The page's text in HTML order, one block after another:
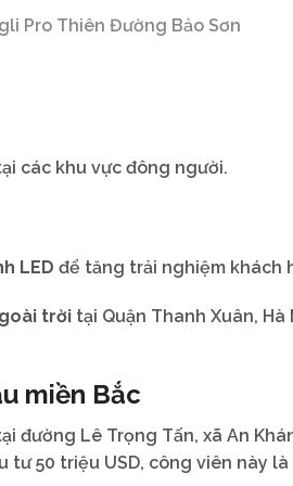
Pro Thiên Đường Bảo Sơn
các khu vực đông người.
LED để tăng trải nghiệm khách
trời tại Quận Thanh Xuân, Hà
miền Bắc
đường Lê Trọng Tấn, xã An
tư 50 triệu USD, công viên này là